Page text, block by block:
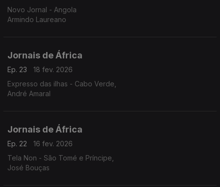
Novo Jornal - Angola
Armindo Laureano
Jornais de África
Ep. 23
18 fev. 2026
Expresso das ilhas - Cabo Verde,
André Amaral
Jornais de África
Ep. 22
16 fev. 2026
Tela Non - São Tomé e Príncipe,
José Bouças